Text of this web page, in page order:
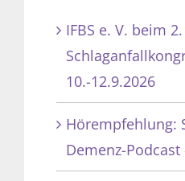
IFBS e. V. beim
10.-12.9.2026
Hörempfehlung:
Demenz-Podcast